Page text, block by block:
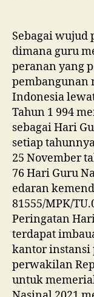
Sebagai wujud
dimana guru
peranan yang
pembangunan
Indonesia
Tahun 1 994
sebagai Hari
setiap
25 November
76 Hari Guru
edaran
81555/MPK/
Peringatan
terdapat
kantor instansi
perwakilan
untuk